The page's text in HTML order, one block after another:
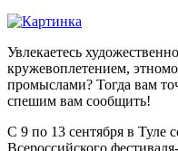
Увлекаетесь
кружевоплетением,
промыслами? Тогда вам
спешим вам сообщить!
С 9 по 13 сентября в Туле
Всероссийского